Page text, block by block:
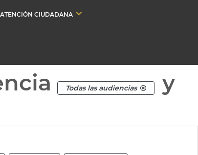
ATENCIÓN CIUDADANA
Todas las audiencias
y